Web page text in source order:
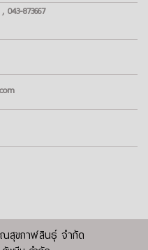
873667
สุขกาฬสินธุ์ จำกัด